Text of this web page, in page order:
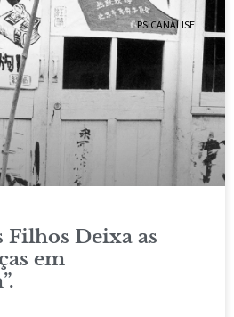
PSICANÁLISE
Filhos Deixa as
em